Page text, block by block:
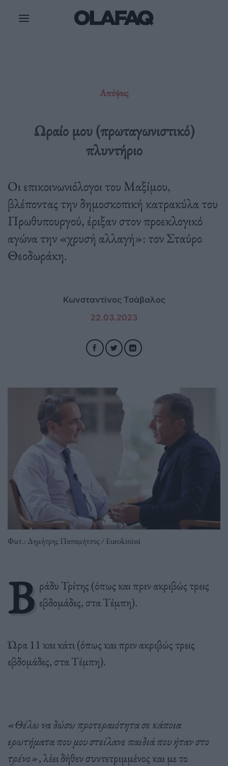
Απόψεις
Ωραίο μου (πρωταγωνιστικό)
πλυντήριο
Οι επικοινωνιόλογοι του Μαξίμου,
βλέποντας την δημοσκοπική κατρακύλα του
Πρωθυπουργού, έριξαν στον προεκλογικό
αγώνα την «χρυσή αλλαγή»: τον Σταύρο
Θεοδωράκη.
Κωνσταντίνος Τσάβαλος
22.03.2023
Φωτ.: Δημήτρης Παπαμήτσος / Eurokinissi
Β ράδυ Τρίτης (όπως και πριν ακριβώς τρεις
εβδομάδες, στα Τέμπη).
Ώρα 11 και κάτι (όπως και πριν ακριβώς τρεις
εβδομάδες, στα Τέμπη).
«Θέλω να δώσω προτεραιότητα σε κάποια
ερωτήματα που μου στείλανε παιδιά που ήταν στο
τρένο», λέει δήθεν συντετριμμένος και με το